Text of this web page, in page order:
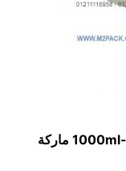
ماركة